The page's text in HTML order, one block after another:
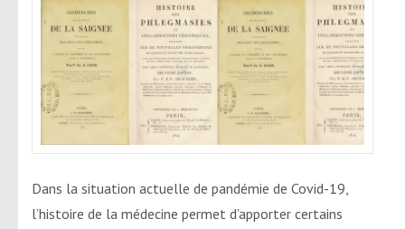
Dans la situation actuelle de pandémie de Covid-19,
l’histoire de la médecine permet d’apporter certains